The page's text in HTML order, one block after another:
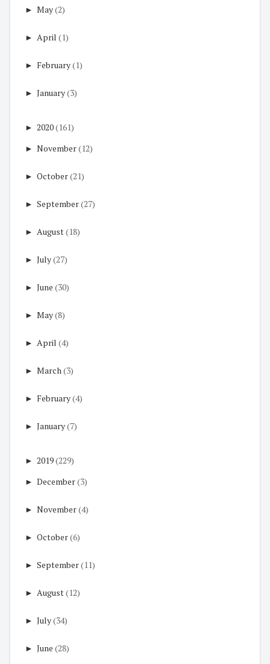
► May(2)
► April (1)
► February(1)
► January(3)
► 2020(161)
► November(12)
► October(21)
► September(27)
► August(18)
► July(27)
► June (30)
► May(8)
► April (4)
► March(3)
► February(4)
► January(7)
► 2019(229)
► December(3)
► November(4)
► October(6)
► September(11)
► August(12)
► July(34)
► June (28)